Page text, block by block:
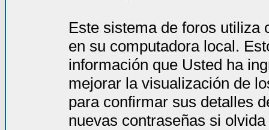
Este sistema de foros utiliza
en su computadora local.
información que Usted ha
mejorar la visualización de
para confirmar sus detalles
nuevas contraseñas si